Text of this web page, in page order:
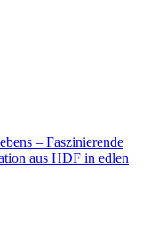
– Faszinierende
aus HDF in edlen